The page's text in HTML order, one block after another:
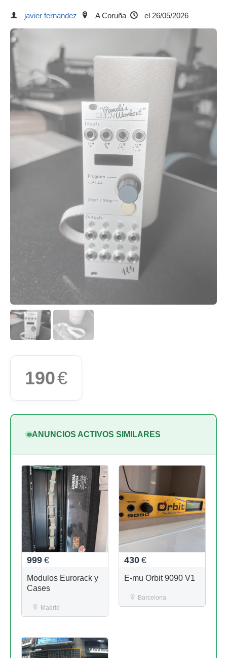
javier fernandez A Coruña el 26/05/2026
190€
ANUNCIOS ACTIVOS SIMILARES
999 €
Modulos Eurorack y
Cases
Madrid
430 €
E-mu Orbit 9090 V1
Barcelona